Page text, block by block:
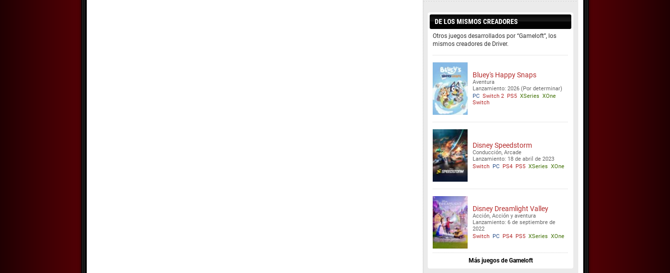
DE LOS MISMOS CREADORES
Otros juegos desarrollados por “Gameloft”, los
mismos creadores de Driver.
Bluey's Happy Snaps
Aventura
Lanzamiento: 2026 (Por determinar)
PC Switch 2 PS5 XSeries XOne
Switch
Disney Speedstorm
Conducción, Arcade
Lanzamiento: 18 de abril de 2023
Switch PC PS4 PS5 XSeries XOne
Disney Dreamlight Valley
Acción, Acción y aventura
Lanzamiento: 6 de septiembre de
2022
Switch PC PS4 PS5 XSeries XOne
Más juegos de Gameloft